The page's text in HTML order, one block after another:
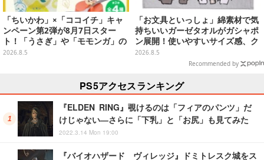
「ちいかわ」×「ココイチ」キャ
ンペーン第2弾が8月7日スター
ト！「うさぎ」や「モモンガ」の
スプーン置きをGETしよう
2026.8.5
「お文具といっしょ」綿素材で気
持ちいいガーゼタオルがガシャポ
ン展開！使いやすいサイズ感、ク
ールな和柄や可愛らしいお寿司な
2026.8.5
Recommended by
PS5アクセスランキング
『ELDEN RING』覗けるのは「フィアのパンツ」だ
けじゃない―さらに「下乳」と「お尻」も見てみた
2022.3.14 Mon 19:00
『バイオハザード ヴィレッジ』ドミトレスク城をス